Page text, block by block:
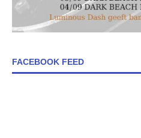
FACEBOOK FEED